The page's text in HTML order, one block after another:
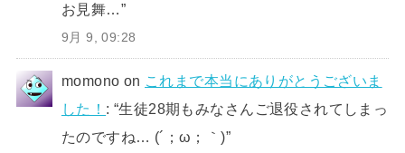
お見舞…”
9月 9, 09:28
momono on これまで本当にありがとうございま
した！ : “生徒28期もみなさんご退役されてしまっ
たのですね… (´；ω；｀)”